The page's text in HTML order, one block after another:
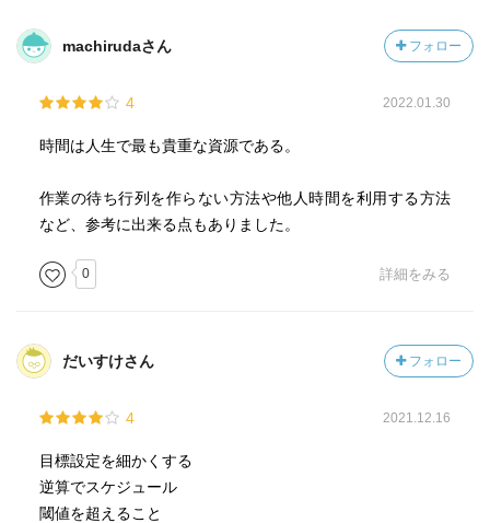
machirudaさん フォロー
4 2022.01.30
時間は人生で最も貴重な資源である。
作業の待ち行列を作らない方法や他人時間を利用する方法
など、参考に出来る点もありました。
0 詳細をみる
だいすけさん フォロー
4 2021.12.16
目標設定を細かくする
逆算でスケジュール
閾値を超えること